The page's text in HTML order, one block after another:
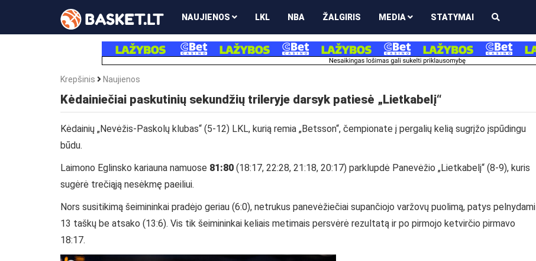
NAUJIENOS LKL NBA ŽALGIRIS MEDIA STATYMAI
Krepšinis Naujienos
Kėdainiečiai paskutinių sekundžių trileryje darsyk patiesė „Lietkabelį“
Kėdainių „Nevėžis-Paskolų klubas“ (5-12) LKL, kurią remia „Betsson“, čempionate į pergalių kelią sugrįžo įspūdingu
būdu.
Laimono Eglinsko kariauna namuose 81:80 (18:17, 22:28, 21:18, 20:17) parklupdė Panevėžio „Lietkabelį“ (8-9), kuris
sugėrė trečiąją nesėkmę paeiliui.
Nors susitikimą šeimininkai pradėjo geriau (6:0), netrukus panevėžiečiai supančiojo varžovų puolimą, patys pelnydami
13 taškų be atsako (13:6). Vis tik šeimininkai keliais metimais persvėrė rezultatą ir po pirmojo ketvirčio pirmavo
18:17.